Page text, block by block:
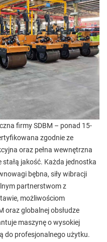
firmy SDBM – ponad 15-
zgodnie ze
oraz pełna wewnętrzna
jakość. Każda jednostka
bębna, siły wibracji
partnerstwom z
możliwościom
oraz globalnej obsłudze
maszynę o wysokiej
do profesjonalnego użytku.